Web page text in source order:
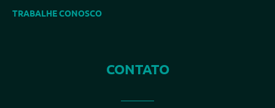
TRABALHE CONOSCO
CONTATO